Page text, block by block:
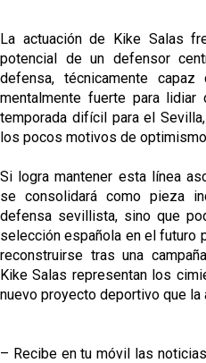
La actuación de Kike Salas
potencial de un defensor
defensa, técnicamente
mentalmente fuerte para lidiar
temporada difícil para el
los pocos motivos de
Si logra mantener esta línea
se consolidará como pieza
defensa sevillista, sino que
selección española en el futuro
reconstruirse tras una
Kike Salas representan los
nuevo proyecto deportivo que
– Recibe en tu móvil las